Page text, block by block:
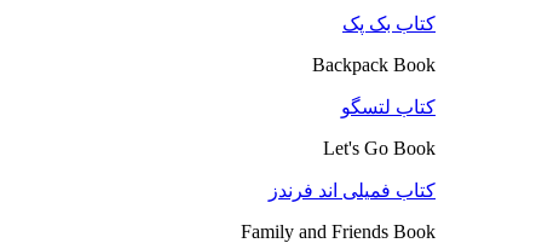
کتاب بک پک
Backpack Book
کتاب لتسگو
Let's Go Book
کتاب فمیلی اند فرندز
Family and Friends Book